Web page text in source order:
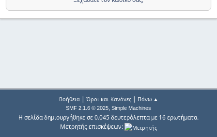
Βοήθεια| Όροι και Κανόνες| Πάνω ▲
SMF 2.1.6 © 2025, Simple Machines
Η σελίδα δημιουργήθηκε σε 0.045 δευτερόλεπτα με 16 ερωτήματα.
Μετρητής επισκέψεων: